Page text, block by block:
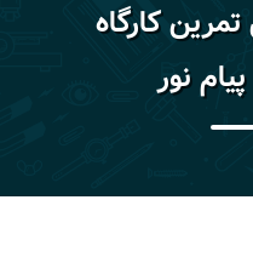
کارگاه
نور